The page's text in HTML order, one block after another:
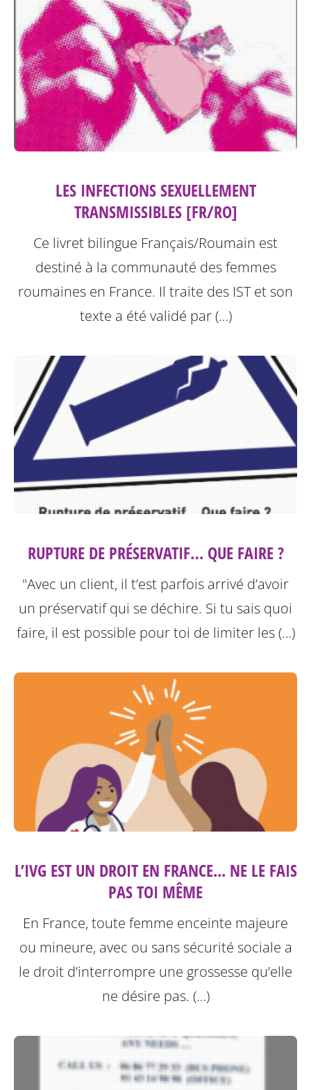
LES INFECTIONS SEXUELLEMENT
TRANSMISSIBLES [FR/RO]
Ce livret bilingue Français/Roumain est
destiné à la communauté des femmes
roumaines en France. Il traite des IST et son
texte a été validé par (…)
RUPTURE DE PRÉSERVATIF… QUE FAIRE ?
"Avec un client, il t’est parfois arrivé d’avoir
un préservatif qui se déchire. Si tu sais quoi
faire, il est possible pour toi de limiter les (…)
L’IVG EST UN DROIT EN FRANCE... NE LE FAIS
PAS TOI MÊME
En France, toute femme enceinte majeure
ou mineure, avec ou sans sécurité sociale a
le droit d’interrompre une grossesse qu’elle
ne désire pas. (…)